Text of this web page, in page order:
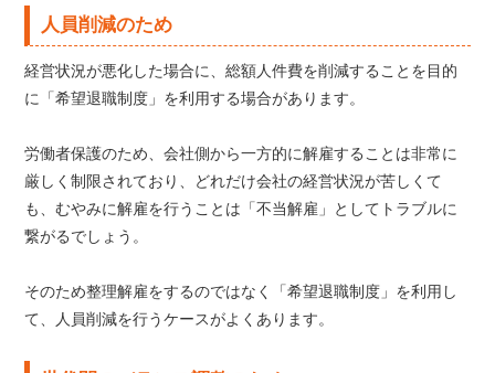
人員削減のため
経営状況が悪化した場合に、総額人件費を削減することを目的
に「希望退職制度」を利用する場合があります。
労働者保護のため、会社側から一方的に解雇することは非常に
厳しく制限されており、どれだけ会社の経営状況が苦しくて
も、むやみに解雇を行うことは「不当解雇」としてトラブルに
繋がるでしょう。
そのため整理解雇をするのではなく「希望退職制度」を利用し
て、人員削減を行うケースがよくあります。